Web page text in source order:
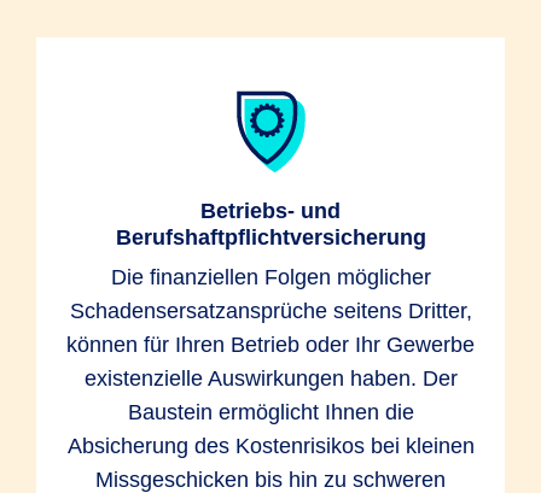
Betriebs- und
Berufshaftpflichtversicherung
Die finanziellen Folgen möglicher
Schadensersatzansprüche seitens Dritter,
können für Ihren Betrieb oder Ihr Gewerbe
existenzielle Auswirkungen haben. Der
Baustein ermöglicht Ihnen die
Absicherung des Kostenrisikos bei kleinen
Missgeschicken bis hin zu schweren